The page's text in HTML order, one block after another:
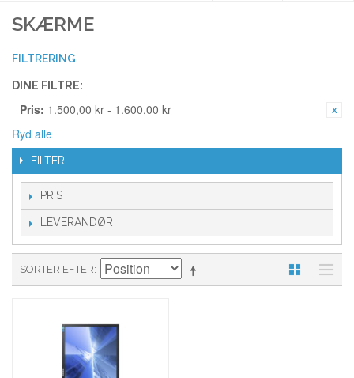
SKÆRME
FILTRERING
DINE FILTRE:
Pris: 1.500,00 kr - 1.600,00 kr
Ryd alle
FILTER
PRIS
LEVERANDØR
SORTER EFTER